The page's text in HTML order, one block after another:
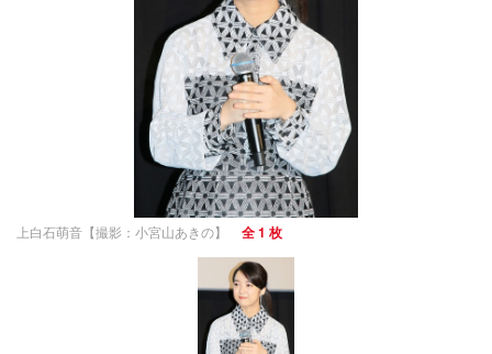
上白石萌音【撮影：小宮山あきの】 全 1 枚